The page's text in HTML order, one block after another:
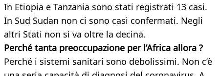
In Etiopia e Tanzania sono stati registrati 13 casi.
In Sud Sudan non ci sono casi confermati. Negli
altri Stati non si va oltre la decina.
Perché tanta preoccupazione per l’Africa allora ?
Perché i sistemi sanitari sono debolissimi. Non c’è